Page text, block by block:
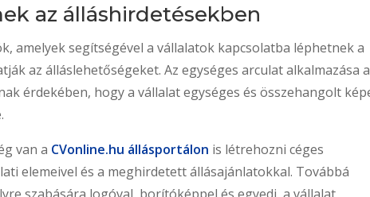
az álláshirdetésekben
amelyek segítségével a vállalatok kapcsolatba léphetnek a
az álláslehetőségeket. Az egységes arculat alkalmazása
érdekében, hogy a vállalat egységes és összehangolt
van a CVonline.hu állásportálon is létrehozni céges
elemeivel és a meghirdetett állásajánlatokkal. Továbbá